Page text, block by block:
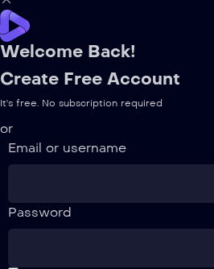
Welcome Back!
Create Free Account
It's free. No subscription required
or
Email or username
Password